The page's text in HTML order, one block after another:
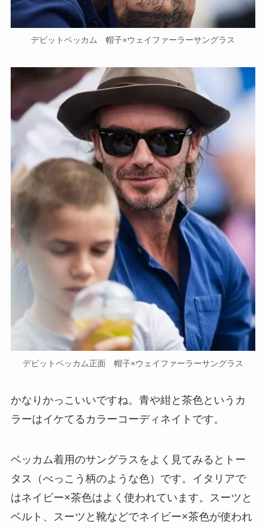
デビットベッカム 帽子×ウェイファーラーサングラス
デビットベッカム正面 帽子×ウェイファーラーサングラス
かなりかっこいいですね。青や紺と茶色というカ
ラーはイケてるカラーコーディネイトです。
ベッカム着用のサングラスをよく見てみるとトー
タス（べっこう柄のような色）です。イタリアで
はネイビー×茶色はよく使われています。スーツと
ベルト、スーツと靴などでネイビー×茶色が使われ